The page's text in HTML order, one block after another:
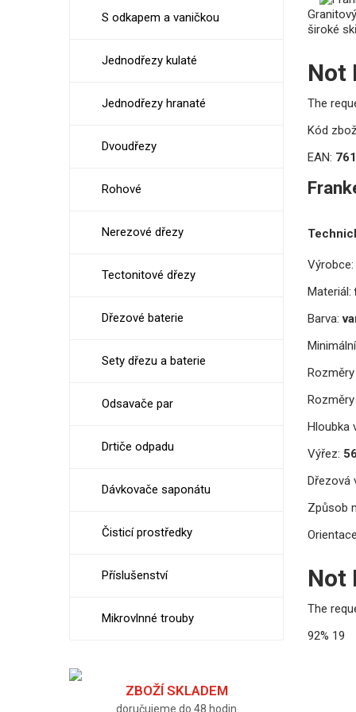
široké
Not
The
Kód
EAN:
Výrobce:
Materiál:
Barva:
Hloubka
Výřez:
Dřezová
Způsob
Not
The
92% 19
S odkapem a vaničkou
Jednodřezy kulaté
Jednodřezy hranaté
Dvoudřezy
Rohové
Nerezové dřezy
Tectonitové dřezy
Dřezové baterie
Sety dřezu a baterie
Odsavače par
Drtiče odpadu
Dávkovače saponátu
Čisticí prostředky
Příslušenství
Mikrovlnné trouby
ZBOŽÍ SKLADEM
doručujeme do 48 hodin